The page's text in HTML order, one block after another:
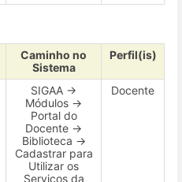
Caminho no
Sistema
Perfil(is)
SIGAA →
Módulos →
Portal do
Docente →
Biblioteca →
Cadastrar para
Utilizar os
Serviços da
Docente